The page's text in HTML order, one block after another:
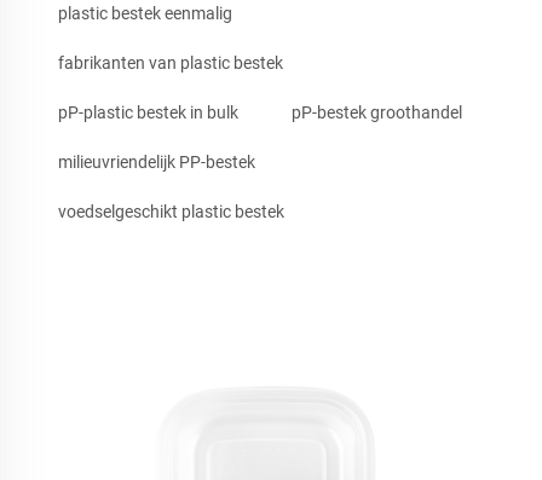
plastic bestek eenmalig
fabrikanten van plastic bestek
pP-plastic bestek in bulk pP-bestek groothandel
milieuvriendelijk PP-bestek
voedselgeschikt plastic bestek